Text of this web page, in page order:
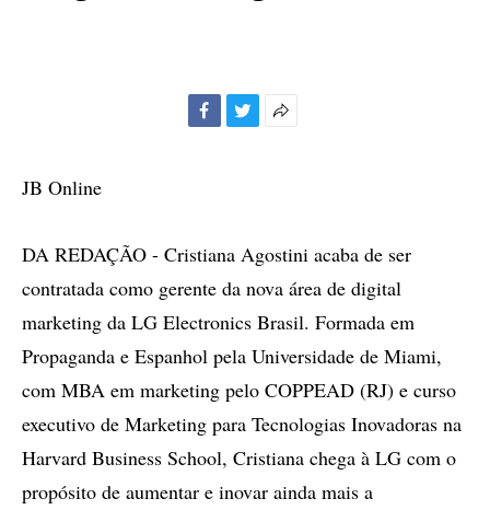
JB Online
DA REDAÇÃO - Cristiana Agostini acaba de ser
contratada como gerente da nova área de digital
marketing da LG Electronics Brasil. Formada em
Propaganda e Espanhol pela Universidade de Miami,
com MBA em marketing pelo COPPEAD (RJ) e curso
executivo de Marketing para Tecnologias Inovadoras na
Harvard Business School, Cristiana chega à LG com o
propósito de aumentar e inovar ainda mais a